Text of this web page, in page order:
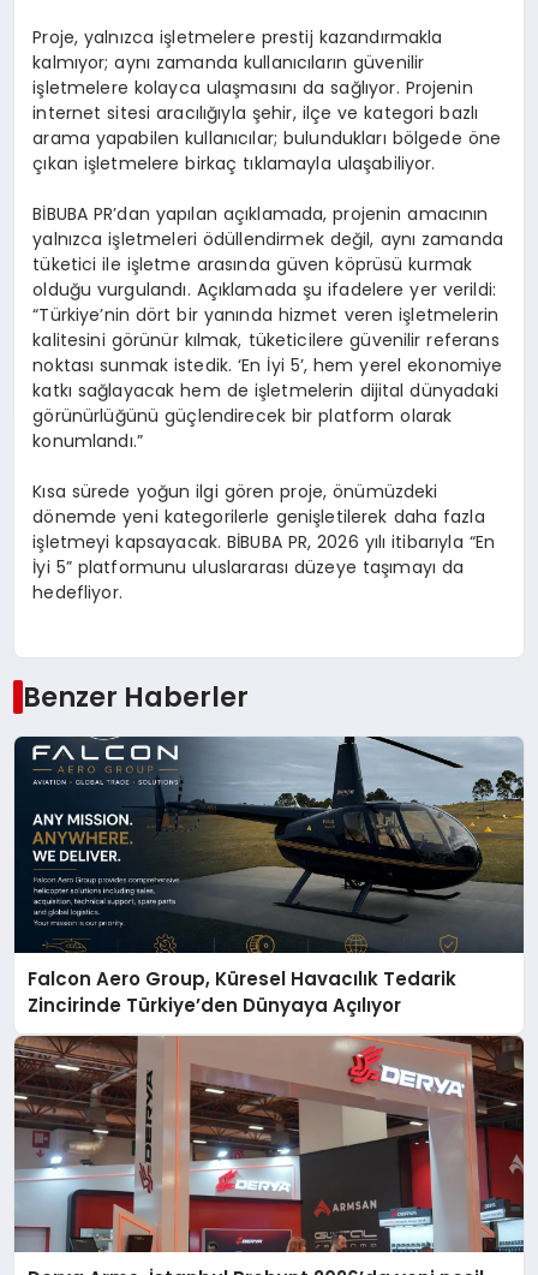
Proje, yalnızca işletmelere prestij kazandırmakla
kalmıyor; aynı zamanda kullanıcıların güvenilir
işletmelere kolayca ulaşmasını da sağlıyor. Projenin
internet sitesi aracılığıyla şehir, ilçe ve kategori bazlı
arama yapabilen kullanıcılar; bulundukları bölgede öne
çıkan işletmelere birkaç tıklamayla ulaşabiliyor.
BİBUBA PR’dan yapılan açıklamada, projenin amacının
yalnızca işletmeleri ödüllendirmek değil, aynı zamanda
tüketici ile işletme arasında güven köprüsü kurmak
olduğu vurgulandı. Açıklamada şu ifadelere yer verildi:
“Türkiye’nin dört bir yanında hizmet veren işletmelerin
kalitesini görünür kılmak, tüketicilere güvenilir referans
noktası sunmak istedik. ‘En İyi 5’, hem yerel ekonomiye
katkı sağlayacak hem de işletmelerin dijital dünyadaki
görünürlüğünü güçlendirecek bir platform olarak
konumlandı.”
Kısa sürede yoğun ilgi gören proje, önümüzdeki
dönemde yeni kategorilerle genişletilerek daha fazla
işletmeyi kapsayacak. BİBUBA PR, 2026 yılı itibarıyla “En
İyi 5” platformunu uluslararası düzeye taşımayı da
hedefliyor.
Benzer Haberler
Falcon Aero Group, Küresel Havacılık Tedarik
Zincirinde Türkiye’den Dünyaya Açılıyor